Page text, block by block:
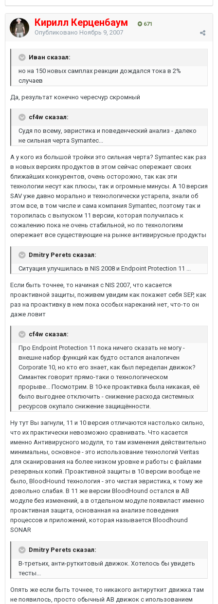
Кирилл Керценбаум 671
Опубликовано Ноябрь 9, 2007
Иван сказал:
но на 150 новых самплах реакции дождался тока в 2%
случаев
Да, результат конечно чересчур скромный
cf4w сказал:
Судя по всему, эвристика и поведенческий анализ - далеко
не сильная черта Symantec...
А у кого из большой тройки это сильная черта? Symantec как раз
в новых версиях продуктов в этом сейчас опережает своих
ближайших конкурентов, очень осторожно, так как эти
технологии несут как плюсы, так и огромные минусы. А 10 версия
SAV уже давно морально и технологически устарела, знали об
этом все, в том числе и сама компания Symantec, поэтому так и
торопилась с выпуском 11 версии, которая получилась к
сожалению пока не очень стабильной, но по технологиям
опережает все существующие на рынке антивирусные продукты
Dmitry Perets сказал:
Ситуация улучшилась в NIS 2008 и Endpoint Protection 11 ...
Если быть точнее, то начиная с NIS 2007, что касается
проактивной защиты, поживем увидим как покажет себя SEP, как
раз на проактивку в нем пока особых нареканий нет, что-то он
даже ловит
cf4w сказал:
Про Endpoint Protection 11 пока ничего сказать не могу -
внешне набор функций как будто остался аналогичен
Corporate 10, но кто его знает, как был переделан движок?
Симантек говорит прямо-таки о технологическом
прорыве... Посмотрим. В 10-ке проактивка была никакая, её
было выгоднее отключить - снижение расхода системных
ресурсов окупало снижение защищённости.
Ну тут Вы загнули, 11 и 10 версия отличаются настолько сильно,
что их практически невозможно сравнивать. Что касается
именно Антивирусного модуля, то там изменения действительно
минимальны, основное - это использование технологий Veritas
для сканирования на более низком уровне и работы с файлами
резервных копий. Проактивной защиты в 10 версии вообще не
было, BloodHound технология - это чистая эвристика, к тому же
довольно слабая. В 11 же версии BloodHound остался в АВ
модуле без изменений, а в отдельном модуле появиласт именно
проактивная защита, основанная на анализе поведения
процессов и приложений, которая называется Bloodhound
SONAR
Dmitry Perets сказал:
В-третьих, анти-руткитовый движок. Хотелось бы увидеть
тесты...
Опять же если быть точнее, то никакого антируткит движка там
не появилось, просто обычный АВ движок с ипользованием